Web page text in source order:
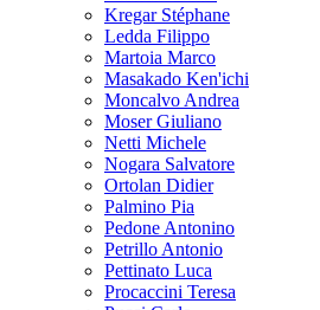
Kregar Stéphane
Ledda Filippo
Martoia Marco
Masakado Ken'ichi
Moncalvo Andrea
Moser Giuliano
Netti Michele
Nogara Salvatore
Ortolan Didier
Palmino Pia
Pedone Antonino
Petrillo Antonio
Pettinato Luca
Procaccini Teresa